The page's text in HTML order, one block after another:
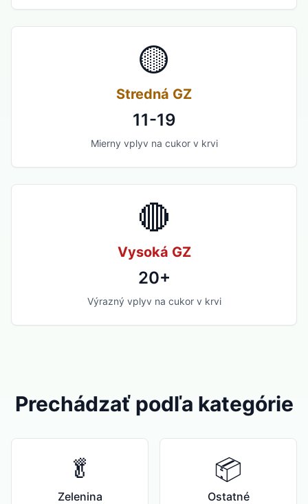
🟡
Stredná GZ
11-19
Mierny vplyv na cukor v krvi
🔴
Vysoká GZ
20+
Výrazný vplyv na cukor v krvi
Prechádzať podľa kategórie
🥬
Zelenina
📦
Ostatné